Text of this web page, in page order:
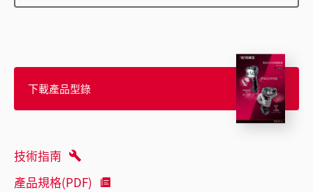
下載產品型錄
技術指南
產品規格(PDF)